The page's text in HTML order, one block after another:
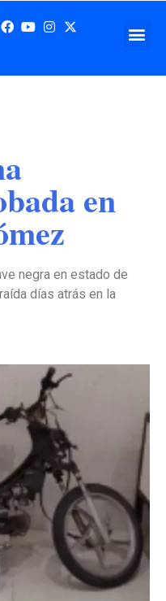
en
negra en estado de
días atrás en la